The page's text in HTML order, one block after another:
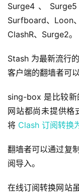
Surge4、
Surfboard、Loon
ClashR、Surge2。
Stash 为最新流行
客户端的翻墙者可
sing-box 是比较新
网站都尚未提供格
将 Clash 订阅转换
翻墙者可以通过复
阅导入。
在线订阅转换网站